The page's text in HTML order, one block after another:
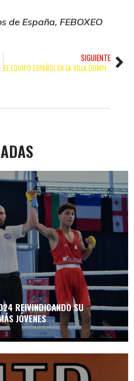
de España, FEBOXEO
SIGUIENTE
REIVINDICANDO SU
JÓVENES